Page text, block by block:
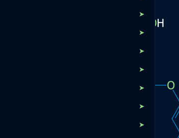
➤
➤
➤
➤
➤
➤
➤